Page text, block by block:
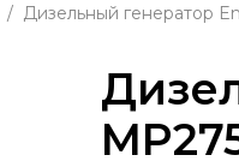
Дизельный генератор